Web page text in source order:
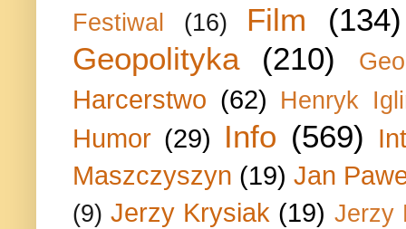
Festiwal (16) Film
(134)
Geopolityka
(210)
Harcerstwo (62) Henryk
Humor (29) Info (569)
Maszczyszyn (19) Jan
(9) Jerzy Krysiak (19) Jerzy